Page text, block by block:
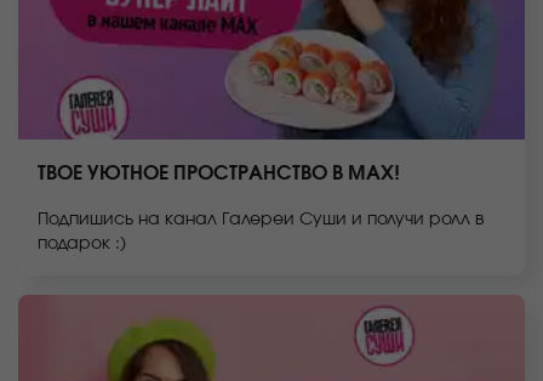
ТВОЕ УЮТНОЕ ПРОСТРАНСТВО В MAX!
Подпишись на канал Галереи Суши и получи ролл в
подарок :)